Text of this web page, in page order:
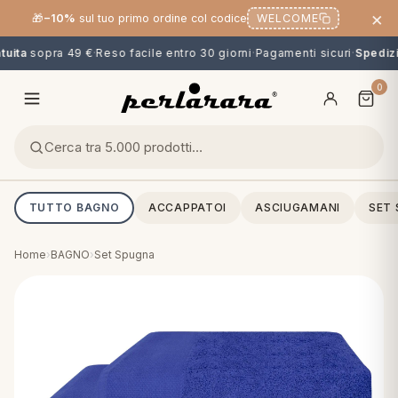
🎁−10% sul tuo primo ordine col codice WELCOME ×
sopra 49 € ·Reso facile entro 30 giorni·Pagamenti sicuri·
0
TUTTO BAGNO ACCAPPATOI ASCIUGAMANI SET
& CUSCINI
CALCIO & CARTOONS
Home›BAGNO›Set Spugna